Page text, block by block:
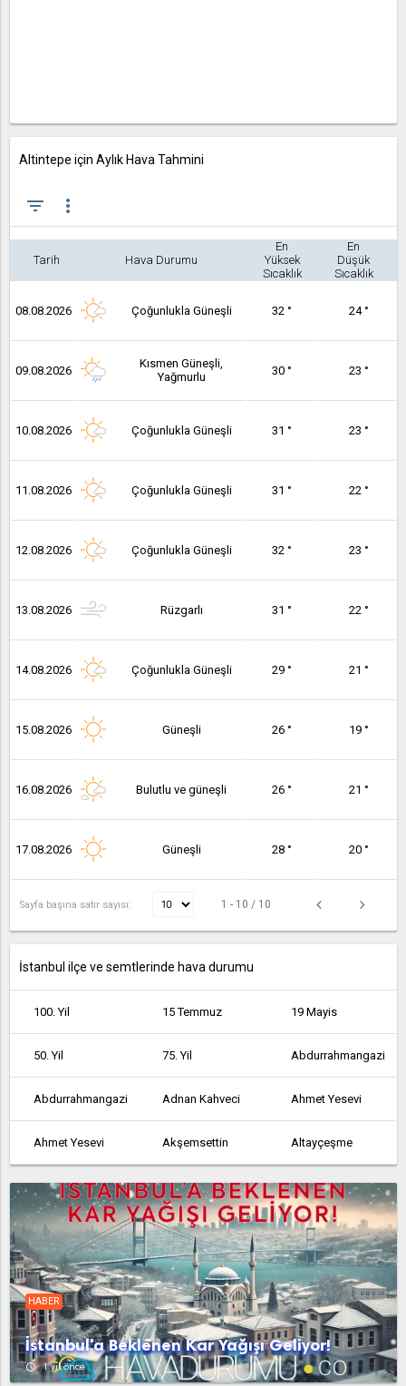
Altintepe için Aylık Hava Tahmini
filter_list more_vert
Tarih Hava Durumu
En
Yüksek
Sıcaklık
En
Düşük
Sıcaklık
08.08.2026 Çoğunlukla Güneşli 32 ° 24 °
09.08.2026
Kısmen Güneşli,
Yağmurlu
30 ° 23 °
10.08.2026 Çoğunlukla Güneşli 31 ° 23 °
11.08.2026 Çoğunlukla Güneşli 31 ° 22 °
12.08.2026 Çoğunlukla Güneşli 32 ° 23 °
13.08.2026 Rüzgarlı 31 ° 22 °
14.08.2026 Çoğunlukla Güneşli 29 ° 21 °
15.08.2026 Güneşli 26 ° 19 °
16.08.2026 Bulutlu ve güneşli 26 ° 21 °
17.08.2026 Güneşli 28 ° 20 °
Sayfa başına satır sayısı: 1 - 10 / 10
İstanbul ilçe ve semtlerinde hava durumu
100. Yil 15 Temmuz 19 Mayis
50. Yil 75. Yil Abdurrahmangazi
Abdurrahmangazi Adnan Kahveci Ahmet Yesevi
Ahmet Yesevi Akşemsettin Altayçeşme
Altinşehir Altintepe Altintepsi
Ambarli Armağanevler Atakent
Atalar Atatürk Atatürk
Atatürk Avcılar Ayazağa
Aydinli Bağcılar Bağlarbaşi
HABER
İstanbul'a Beklenen Kar Yağışı Geliyor!
access_time 1 yıl önce